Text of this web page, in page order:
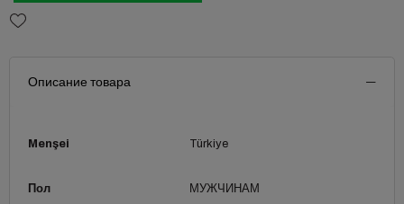
Описание товара
Menşei Türkiye
Пол МУЖЧИНАМ